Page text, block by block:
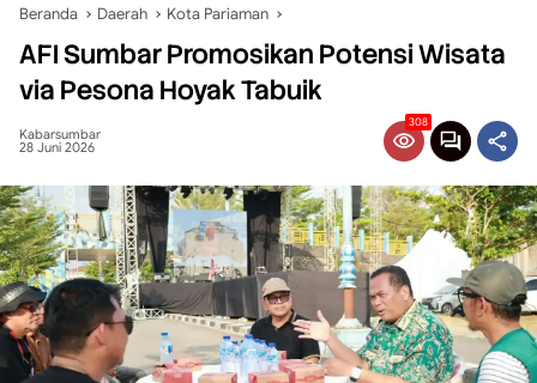
Beranda Daerah Kota Pariaman
AFI Sumbar Promosikan Potensi Wisata
via Pesona Hoyak Tabuik
Kabarsumbar
28 Juni 2026
308